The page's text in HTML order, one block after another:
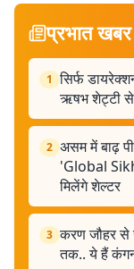
प्रभात खबर
1 सिर्फ
ऋषभ शेट्टी
2 असम में बाढ़
'Global
मिलेंगे शेल्टर
3 करण जौहर से
तक.. ये हैं